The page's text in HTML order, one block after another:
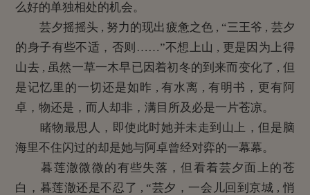
么好的单独相处的机会。
芸夕摇摇头 , 努力的现出疲惫之色 , “三王爷 , 芸夕
的身子有些不适，否则……”不想上山 , 更是因为上得
山去 , 虽然一草一木早已因着初冬的到来而变化了 , 但
是记忆里的一切还是如昨 , 有水离 , 有明书，更有阿
卓，物还是，而人却非，满目所及必是一片苍凉。
睹物最思人，即使此时她并未走到山上，但是脑
海里不住闪过的却是她与阿卓曾经对弈的一幕幕。
暮莲澈微微的有些失落，但看着芸夕面上的苍
白，暮莲澈还是不忍了 , “芸夕，一会儿回到京城 , 悄